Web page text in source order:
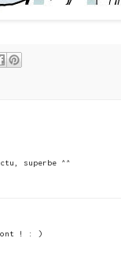
superbe ^^
! : )